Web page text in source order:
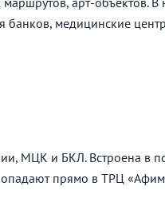
банков, медицинские
МЦК и БКЛ. Встроена в
прямо в ТРЦ